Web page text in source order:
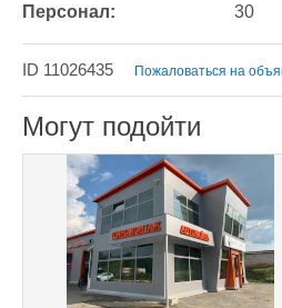
Персонал: 30
ID 11026435 Пожаловаться на
Могут подойти